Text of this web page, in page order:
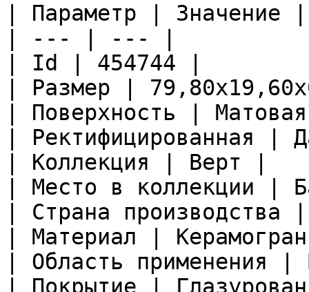
| Параметр | Значение |
| --- | --- |
| Id | 454744 |
| Размер |
| Поверхность |
| Ректифицированная |
| Коллекция | Верт |
| Место в коллекции |
| Страна
| Материал |
| Область применения
| Покрытие |